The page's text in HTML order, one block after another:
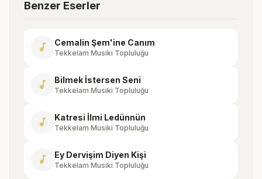
Benzer Eserler
music_note Cemalin Şem'ine Canım
Tekkelam Musiki Topluluğu
music_note Bilmek İstersen Seni
Tekkelam Musiki Topluluğu
music_note Katresi İlmi Ledünnün
Tekkelam Musiki Topluluğu
music_note Ey Dervişim Diyen Kişi
Tekkelam Musiki Topluluğu